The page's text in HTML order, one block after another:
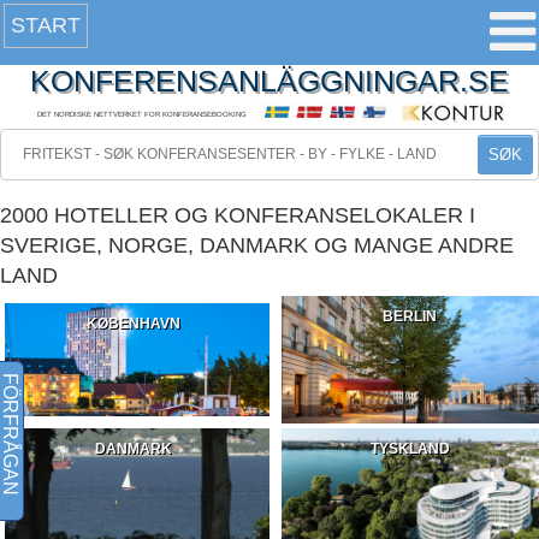
START
KONFERENSANLÄGGNINGAR.SE
DET NORDISKE NETTVERKET FOR KONFERANSEBOOKING
SØK
2000 HOTELLER OG KONFERANSELOKALER I
SVERIGE, NORGE, DANMARK OG MANGE ANDRE
LAND
KØBENHAVN BERLIN
DANMARK TYSKLAND
FÖRFRÅGAN